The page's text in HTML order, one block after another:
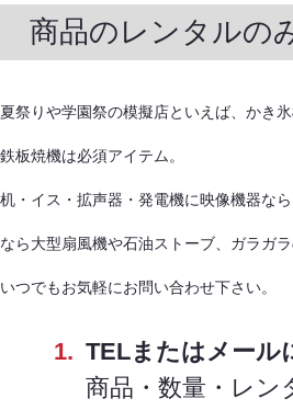
商品のレンタルの
夏祭りや学園祭の模擬店といえば、かき
鉄板焼機は必須アイテム。
机・イス・拡声器・発電機に映像機器な
なら大型扇風機や石油ストーブ、ガラガ
いつでもお気軽にお問い合わせ下さい。
TELまたはメール
商品・数量・レン